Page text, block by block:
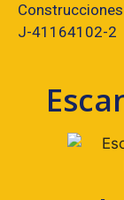
J-41164102-2